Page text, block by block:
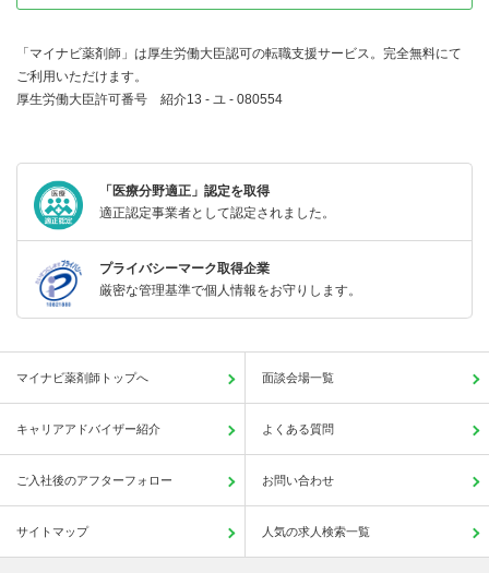
「マイナビ薬剤師」は厚生労働大臣認可の転職支援サービス。完全無料にて
ご利用いただけます。
厚生労働大臣許可番号 紹介13 - ユ - 080554
「医療分野適正」認定を取得
適正認定事業者として認定されました。
プライバシーマーク取得企業
厳密な管理基準で個人情報をお守りします。
マイナビ薬剤師トップへ 面談会場一覧
キャリアアドバイザー紹介 よくある質問
ご入社後のアフターフォロー お問い合わせ
サイトマップ 人気の求人検索一覧